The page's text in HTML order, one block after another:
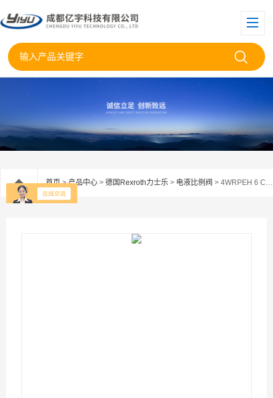
首页>产品中心 > 德国Rexroth力士乐 > 电液比例阀 > 4WRPEH 6 C4B04L-3X/M/24A1德国力士乐比例阀4WRPEH 6 C4B04L-3X